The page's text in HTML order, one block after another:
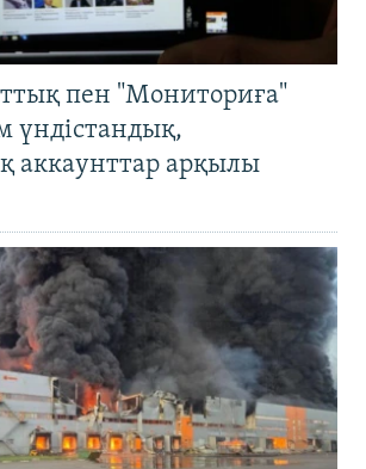
пен "Мониториға"
үндістандық,
аккаунттар арқылы